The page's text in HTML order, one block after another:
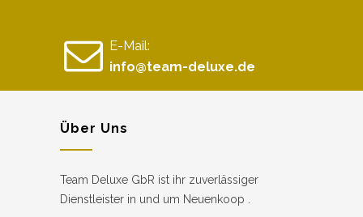
E-Mail:
info@team-deluxe.de
Über Uns
Team Deluxe GbR ist ihr zuverlässiger
Dienstleister in und um Neuenkoop .